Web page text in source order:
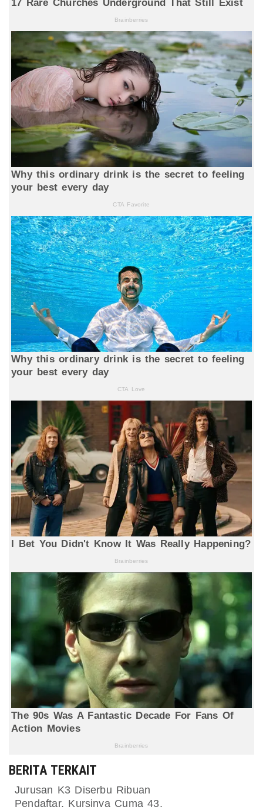
BERITA TERKAIT
Jurusan K3 Diserbu Ribuan
Pendaftar, Kursinya Cuma 43,